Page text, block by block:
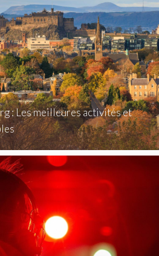
: Les meilleures activités et